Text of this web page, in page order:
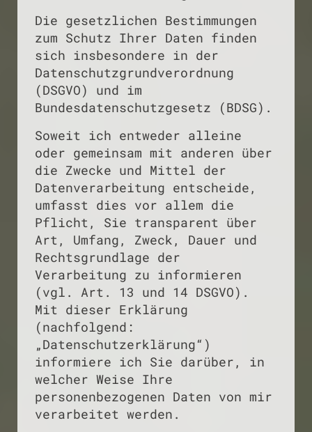
Die gesetzlichen Bestimmungen
zum Schutz Ihrer Daten finden
sich insbesondere in der
Datenschutzgrundverordnung
(DSGVO) und im
Bundesdatenschutzgesetz (BDSG).
Soweit ich entweder alleine
oder gemeinsam mit anderen über
die Zwecke und Mittel der
Datenverarbeitung entscheide,
umfasst dies vor allem die
Pflicht, Sie transparent über
Art, Umfang, Zweck, Dauer und
Rechtsgrundlage der
Verarbeitung zu informieren
(vgl. Art. 13 und 14 DSGVO).
Mit dieser Erklärung
(nachfolgend:
„Datenschutzerklärung“)
informiere ich Sie darüber, in
welcher Weise Ihre
personenbezogenen Daten von mir
verarbeitet werden.